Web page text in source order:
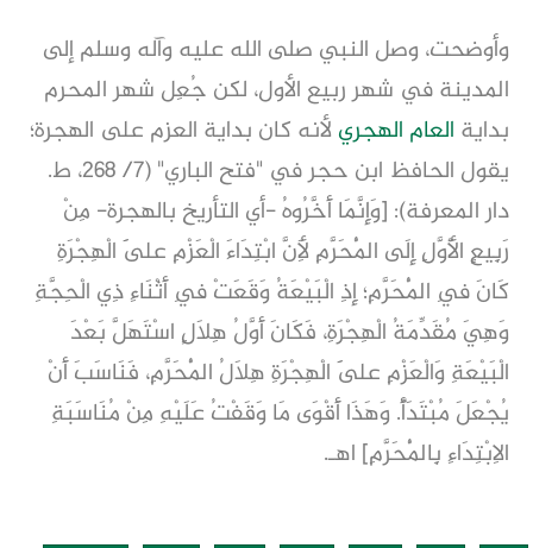
وأوضحت، وصل النبي صلى الله عليه وآله وسلم إلى
المدينة في شهر ربيع الأول، لكن جُعِل شهر المحرم
بداية العام الهجري لأنه كان بداية العزم على الهجرة؛
يقول الحافظ ابن حجر في "فتح الباري" (7/ 268، ط.
دار المعرفة): [وَإِنَّمَا أَخَّرُوهُ -أي التأريخ بالهجرة- مِنْ
رَبِيعٍ الْأَوَّلِ إِلَى الْمُحَرَّمِ لِأَنَّ ابْتِدَاءَ الْعَزْمِ عَلَى الْهِجْرَةِ
كَانَ فِي الْمُحَرَّمِ؛ إِذِ الْبَيْعَةُ وَقَعَتْ فِي أَثْنَاءِ ذِي الْحِجَّةِ
وَهِيَ مُقَدِّمَةُ الْهِجْرَةِ، فَكَانَ أَوَّلُ هِلَالٍ اسْتَهَلَّ بَعْدَ
الْبَيْعَةِ وَالْعَزْمِ عَلَى الْهِجْرَةِ هِلَالُ الْمُحَرَّمِ، فَنَاسَبَ أَنْ
يُجْعَلَ مُبْتَدَأً. وَهَذَا أَقْوَى مَا وَقَفْتُ عَلَيْهِ مِنْ مُنَاسَبَةِ
الِابْتِدَاءِ بِالْمُحَرَّمِ] اهـ.